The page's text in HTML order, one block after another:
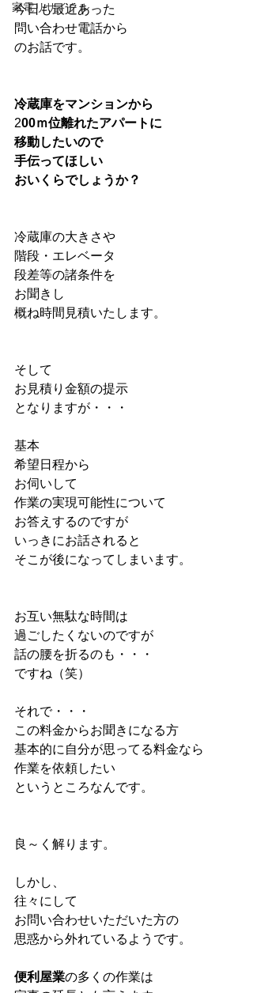
家電リサイクル
今日も最近あった
問い合わせ電話から
のお話です。
冷蔵庫をマンションから
200ｍ位離れたアパートに
移動したいので
手伝ってほしい
おいくらでしょうか？
冷蔵庫の大きさや
階段・エレベータ
段差等の諸条件を
お聞きし
概ね時間見積いたします。
そして
お見積り金額の提示
となりますが・・・
基本
希望日程から
お伺いして
作業の実現可能性について
お答えするのですが
いっきにお話されると
そこが後になってしまいます。
お互い無駄な時間は
過ごしたくないのですが
話の腰を折るのも・・・
ですね（笑）
それで・・・
この料金からお聞きになる方
基本的に自分が思ってる料金なら
作業を依頼したい
というところなんです。
良～く解ります。
しかし、
往々にして
お問い合わせいただいた方の
思惑から外れているようです。
便利屋業の多くの作業は